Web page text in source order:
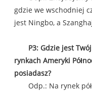
gdzie we wschodniej
jest Ningbo, a
P3: Gdzie jest
rynkach Ameryki
posiadasz?
Odp.: Na rynek